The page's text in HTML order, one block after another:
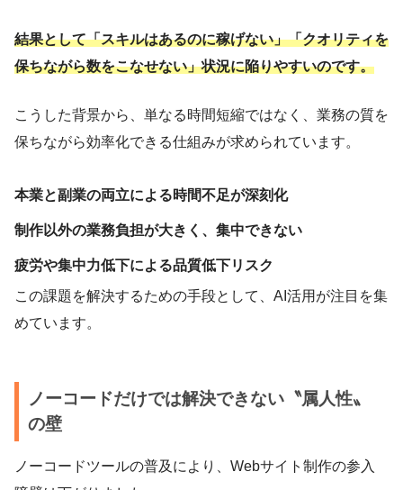
結果として「スキルはあるのに稼げない」「クオリティを
保ちながら数をこなせない」状況に陥りやすいのです。
こうした背景から、単なる時間短縮ではなく、業務の質を
保ちながら効率化できる仕組みが求められています。
本業と副業の両立による時間不足が深刻化
制作以外の業務負担が大きく、集中できない
疲労や集中力低下による品質低下リスク
この課題を解決するための手段として、AI活用が注目を集
めています。
ノーコードだけでは解決できない〝属人性〟
の壁
ノーコードツールの普及により、Webサイト制作の参入